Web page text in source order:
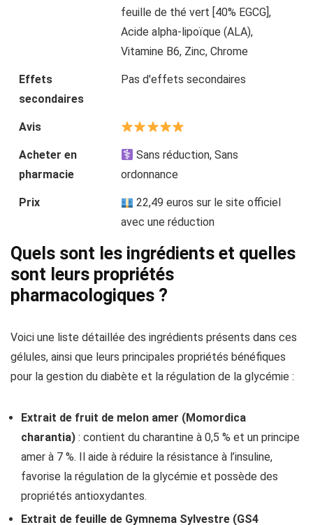
feuille de thé vert [40% EGCG],
Acide alpha-lipoïque (ALA),
Vitamine B6, Zinc, Chrome
Effets
secondaires
Pas d'effets secondaires
Avis
Acheter en
pharmacie
Sans réduction, Sans
ordonnance
Prix
22,49 euros sur le site officiel
avec une réduction
Quels sont les ingrédients et quelles
sont leurs propriétés
pharmacologiques ?
Voici une liste détaillée des ingrédients présents dans ces
gélules, ainsi que leurs principales propriétés bénéfiques
pour la gestion du diabète et la régulation de la glycémie :
Extrait de fruit de melon amer (Momordica
charantia) : contient du charantine à 0,5 % et un principe
amer à 7 %. Il aide à réduire la résistance à l’insuline,
favorise la régulation de la glycémie et possède des
propriétés antioxydantes.
Extrait de feuille de Gymnema Sylvestre (GS4